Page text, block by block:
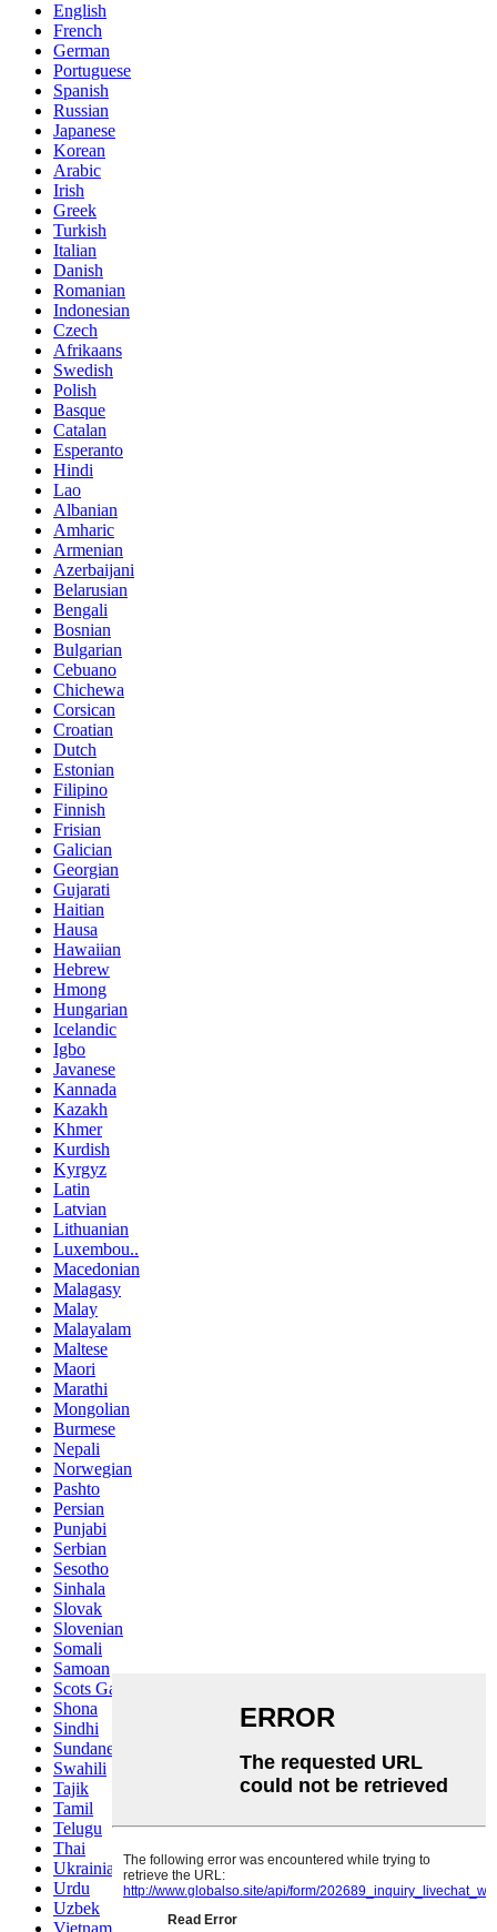
English
French
German
Portuguese
Spanish
Russian
Japanese
Korean
Arabic
Irish
Greek
Turkish
Italian
Danish
Romanian
Indonesian
Czech
Afrikaans
Swedish
Polish
Basque
Catalan
Esperanto
Hindi
Lao
Albanian
Amharic
Armenian
Azerbaijani
Belarusian
Bengali
Bosnian
Bulgarian
Cebuano
Chichewa
Corsican
Croatian
Dutch
Estonian
Filipino
Finnish
Frisian
Galician
Georgian
Gujarati
Haitian
Hausa
Hawaiian
Hebrew
Hmong
Hungarian
Icelandic
Igbo
Javanese
Kannada
Kazakh
Khmer
Kurdish
Kyrgyz
Latin
Latvian
Lithuanian
Luxembou..
Macedonian
Malagasy
Malay
Malayalam
Maltese
Maori
Marathi
Mongolian
Burmese
Nepali
Norwegian
Pashto
Persian
Punjabi
Serbian
Sesotho
Sinhala
Slovak
Slovenian
Somali
Samoan
Scots Gaelic
Shona
Sindhi
Sundanese
Swahili
Tajik
Tamil
Telugu
Thai
Ukrainian
Urdu
Uzbek